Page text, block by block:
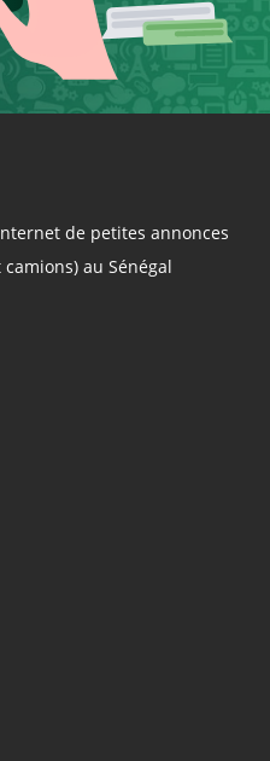
de petites annonces
au Sénégal